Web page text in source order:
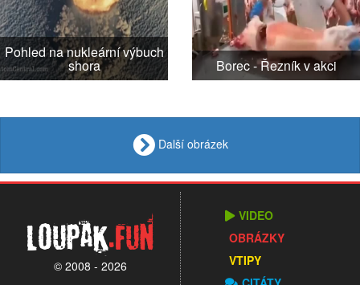
Pohled na nukleární výbuch
shora Borec - Řezník v akci
Další obrázek
Loupak.fun
© 2008 - 2026
VIDEO
OBRÁZKY
VTIPY